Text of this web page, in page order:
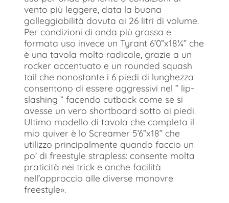
vento più leggere, data la buona
galleggiabilità dovuta ai 26 litri di volume.
Per condizioni di onda più grossa e
formata uso invece un Tyrant 6’0”x18¼” che
è una tavola molto radicale, grazie a un
rocker accentuato e un rounded squash
tail che nonostante i 6 piedi di lunghezza
consentono di essere aggressivi nel ” lip-
slashing ” facendo cutback come se si
avesse un vero shortboard sotto ai piedi.
Ultimo modello di tavola che completa il
mio quiver è lo Screamer 5’6”x18” che
utilizzo principalmente quando faccio un
po’ di freestyle strapless: consente molta
praticità nei trick e anche facilità
nell’approccio alle diverse manovre
freestyle».